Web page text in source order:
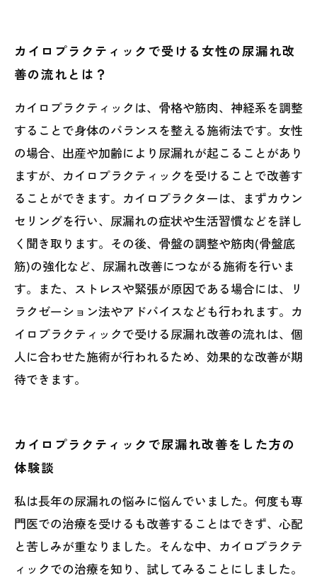
カイロプラクティックで受ける女性の尿漏れ改
善の流れとは？
カイロプラクティックは、骨格や筋肉、神経系を調整
することで身体のバランスを整える施術法です。女性
の場合、出産や加齢により尿漏れが起こることがあり
ますが、カイロプラクティックを受けることで改善す
ることができます。カイロプラクターは、まずカウン
セリングを行い、尿漏れの症状や生活習慣などを詳し
く聞き取ります。その後、骨盤の調整や筋肉(骨盤底
筋)の強化など、尿漏れ改善につながる施術を行いま
す。また、ストレスや緊張が原因である場合には、リ
ラクゼーション法やアドバイスなども行われます。カ
イロプラクティックで受ける尿漏れ改善の流れは、個
人に合わせた施術が行われるため、効果的な改善が期
待できます。
カイロプラクティックで尿漏れ改善をした方の
体験談
私は長年の尿漏れの悩みに悩んでいました。何度も専
門医での治療を受けるも改善することはできず、心配
と苦しみが重なりました。そんな中、カイロプラクテ
ィックでの治療を知り、試してみることにしました。